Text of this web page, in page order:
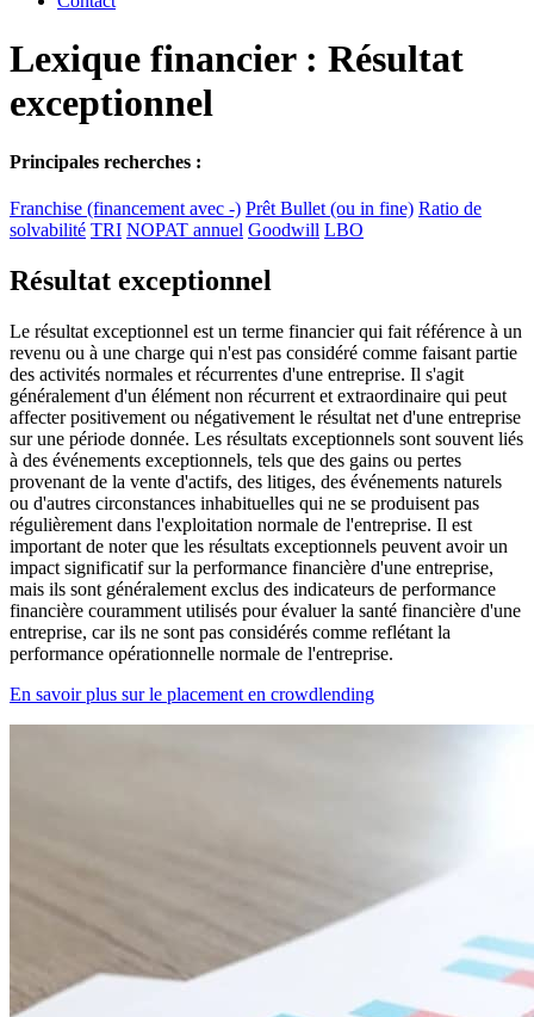
Lexique financier : Résultat
exceptionnel
Principales recherches :
Franchise (financement avec -) Prêt Bullet (ou in fine) Ratio de
solvabilité TRI NOPAT annuel Goodwill LBO
Résultat exceptionnel
Le résultat exceptionnel est un terme financier qui fait référence à un
revenu ou à une charge qui n'est pas considéré comme faisant partie
des activités normales et récurrentes d'une entreprise. Il s'agit
généralement d'un élément non récurrent et extraordinaire qui peut
affecter positivement ou négativement le résultat net d'une entreprise
sur une période donnée. Les résultats exceptionnels sont souvent liés
à des événements exceptionnels, tels que des gains ou pertes
provenant de la vente d'actifs, des litiges, des événements naturels
ou d'autres circonstances inhabituelles qui ne se produisent pas
régulièrement dans l'exploitation normale de l'entreprise. Il est
important de noter que les résultats exceptionnels peuvent avoir un
impact significatif sur la performance financière d'une entreprise,
mais ils sont généralement exclus des indicateurs de performance
financière couramment utilisés pour évaluer la santé financière d'une
entreprise, car ils ne sont pas considérés comme reflétant la
performance opérationnelle normale de l'entreprise.
En savoir plus sur le placement en crowdlending